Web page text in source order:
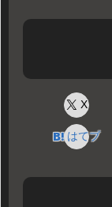
X
はてブ